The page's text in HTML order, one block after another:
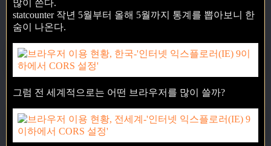
많이 쓴다.
statcounter 작년 5월부터 올해 5월까지 통계를 뽑아보니 한
숨이 나온다.
그럼 전 세계적으로는 어떤 브라우저를 많이 쓸까?